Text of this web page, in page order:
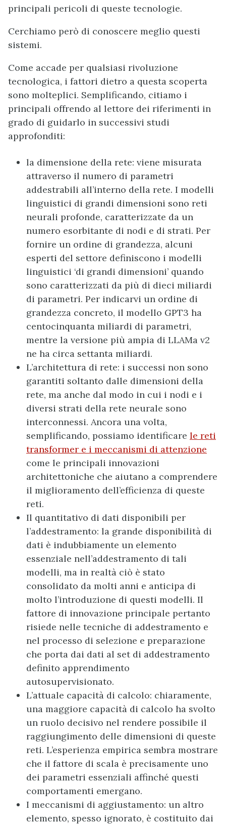
principali pericoli di queste tecnologie.
Cerchiamo però di conoscere meglio questi
sistemi.
Come accade per qualsiasi rivoluzione
tecnologica, i fattori dietro a questa scoperta
sono molteplici. Semplificando, citiamo i
principali offrendo al lettore dei riferimenti in
grado di guidarlo in successivi studi
approfonditi:
la dimensione della rete: viene misurata
attraverso il numero di parametri
addestrabili all’interno della rete. I modelli
linguistici di grandi dimensioni sono reti
neurali profonde, caratterizzate da un
numero esorbitante di nodi e di strati. Per
fornire un ordine di grandezza, alcuni
esperti del settore definiscono i modelli
linguistici ‘di grandi dimensioni’ quando
sono caratterizzati da più di dieci miliardi
di parametri. Per indicarvi un ordine di
grandezza concreto, il modello GPT3 ha
centocinquanta miliardi di parametri,
mentre la versione più ampia di LLAMa v2
ne ha circa settanta miliardi.
L’architettura di rete: i successi non sono
garantiti soltanto dalle dimensioni della
rete, ma anche dal modo in cui i nodi e i
diversi strati della rete neurale sono
interconnessi. Ancora una volta,
semplificando, possiamo identificare le reti
transformer e i meccanismi di attenzione
come le principali innovazioni
architettoniche che aiutano a comprendere
il miglioramento dell’efficienza di queste
reti.
Il quantitativo di dati disponibili per
l’addestramento: la grande disponibilità di
dati è indubbiamente un elemento
essenziale nell’addestramento di tali
modelli, ma in realtà ciò è stato
consolidato da molti anni e anticipa di
molto l’introduzione di questi modelli. Il
fattore di innovazione principale pertanto
risiede nelle tecniche di addestramento e
nel processo di selezione e preparazione
che porta dai dati al set di addestramento
definito apprendimento
autosupervisionato.
L’attuale capacità di calcolo: chiaramente,
una maggiore capacità di calcolo ha svolto
un ruolo decisivo nel rendere possibile il
raggiungimento delle dimensioni di queste
reti. L’esperienza empirica sembra mostrare
che il fattore di scala è precisamente uno
dei parametri essenziali affinché questi
comportamenti emergano.
I meccanismi di aggiustamento: un altro
elemento, spesso ignorato, è costituito dai